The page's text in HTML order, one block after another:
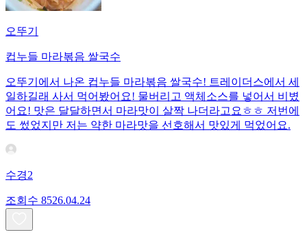
오뚜기
컵누들 마라볶음 쌀국수
오뚜기에서 나온 컵누들 마라볶음 쌀국수! 트레이더스에서 세
일하길래 사서 먹어봤어요! 물버리고 액체소스를 넣어서 비볐
어요! 맛은 달달하면서 마라맛이 살짝 나더라고요ㅎㅎ 저번에
도 썼었지만 저는 약한 마라맛을 선호해서 맛있게 먹었어요.
수경2
조회수 8526.04.24